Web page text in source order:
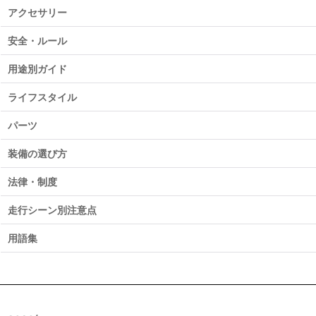
アクセサリー
安全・ルール
用途別ガイド
ライフスタイル
パーツ
装備の選び方
法律・制度
走行シーン別注意点
用語集